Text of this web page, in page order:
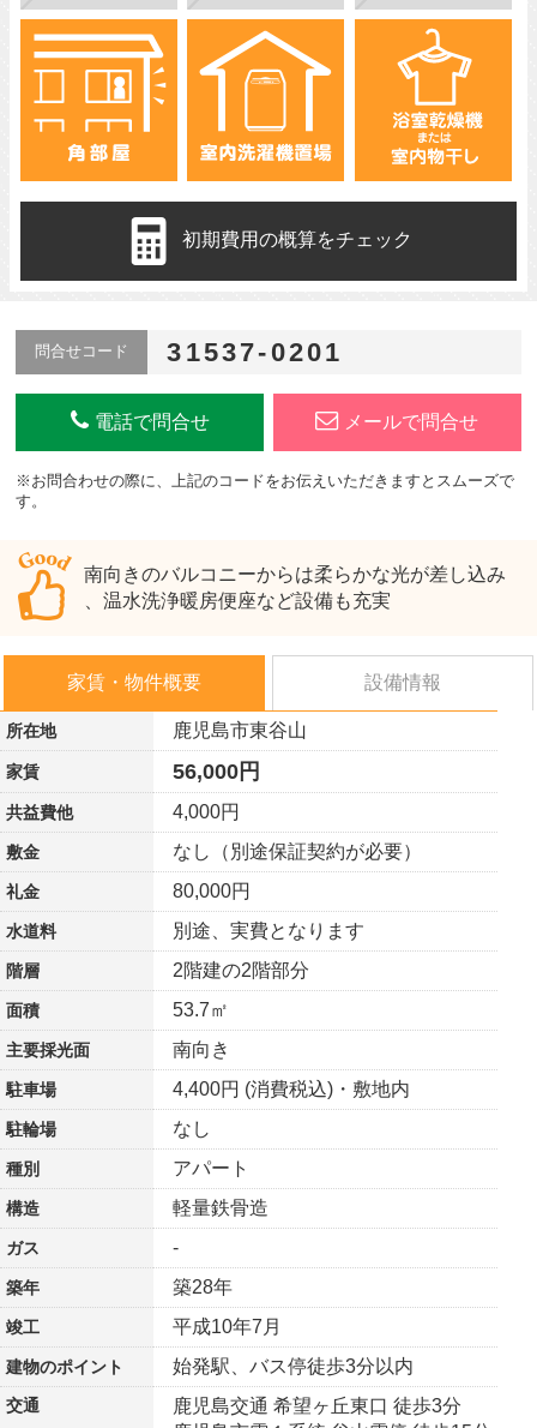
初期費用の概算をチェック
問合せコード 31537-0201
電話で問合せ メールで問合せ
※お問合わせの際に、上記のコードをお伝えいただきますとスムーズで
す。
南向きのバルコニーからは柔らかな光が差し込み
、温水洗浄暖房便座など設備も充実
家賃・物件概要 設備情報
所在地 鹿児島市東谷山
家賃 56,000円
共益費他 4,000円
敷金 なし（別途保証契約が必要）
礼金 80,000円
水道料 別途、実費となります
階層 2階建の2階部分
面積 53.7㎡
主要採光面 南向き
駐車場 4,400円 (消費税込)・敷地内
駐輪場 なし
種別 アパート
構造 軽量鉄骨造
ガス -
築年 築28年
竣工 平成10年7月
建物のポイント 始発駅、バス停徒歩3分以内
交通
鹿児島交通 希望ヶ丘東口 徒歩3分